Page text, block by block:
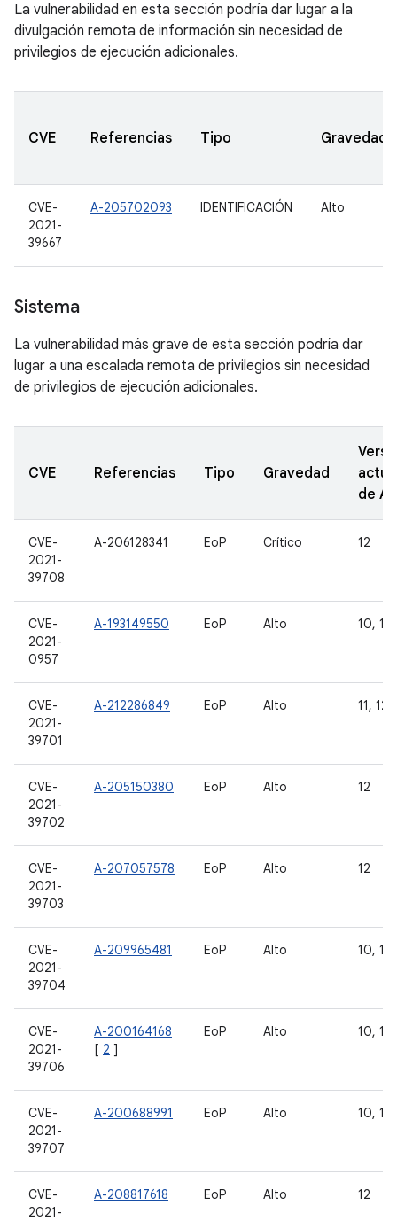
La vulnerabilidad en esta sección podría dar lugar a la
divulgación remota de información sin necesidad de
privilegios de ejecución adicionales.
CVE Referencias Tipo Gravedad
CVE-
2021-
39667
A-205702093 IDENTIFICACIÓN Alto
Sistema
La vulnerabilidad más grave de esta sección podría dar
lugar a una escalada remota de privilegios sin necesidad
de privilegios de ejecución adicionales.
CVE Referencias Tipo Gravedad
de
CVE-
2021-
39708
A-206128341 EoP Crítico 12
CVE-
2021-
0957
A-193149550 EoP Alto 10, 11,
CVE-
2021-
39701
A-212286849 EoP Alto 11, 12
CVE-
2021-
39702
A-205150380 EoP Alto 12
CVE-
2021-
39703
A-207057578 EoP Alto 12
CVE-
2021-
39704
A-209965481 EoP Alto 10, 11,
CVE-
2021-
39706
A-200164168
[ 2 ]
EoP Alto 10, 11,
CVE-
2021-
39707
A-200688991 EoP Alto 10, 11,
CVE-
2021-
A-208817618 EoP Alto 12